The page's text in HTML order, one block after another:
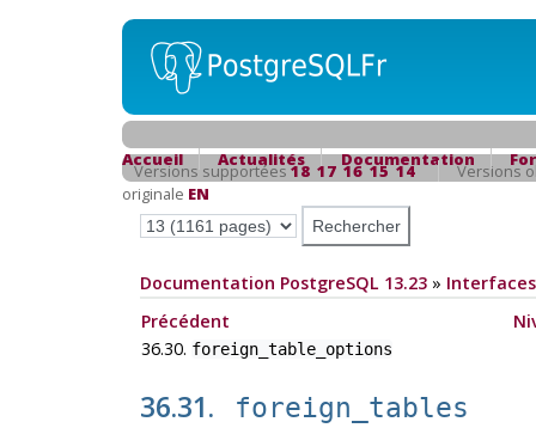
Accueil Actualités Documentation
Versions supportées18 17 16 15 14
Versions
originale EN
Documentation PostgreSQL 13.23»
Précédent
36.30. foreign_table_options
36.31. foreign_tables